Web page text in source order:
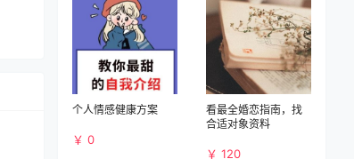
个人情感健康方案
￥ 0
看最全婚恋指南，找
合适对象资料
￥ 120